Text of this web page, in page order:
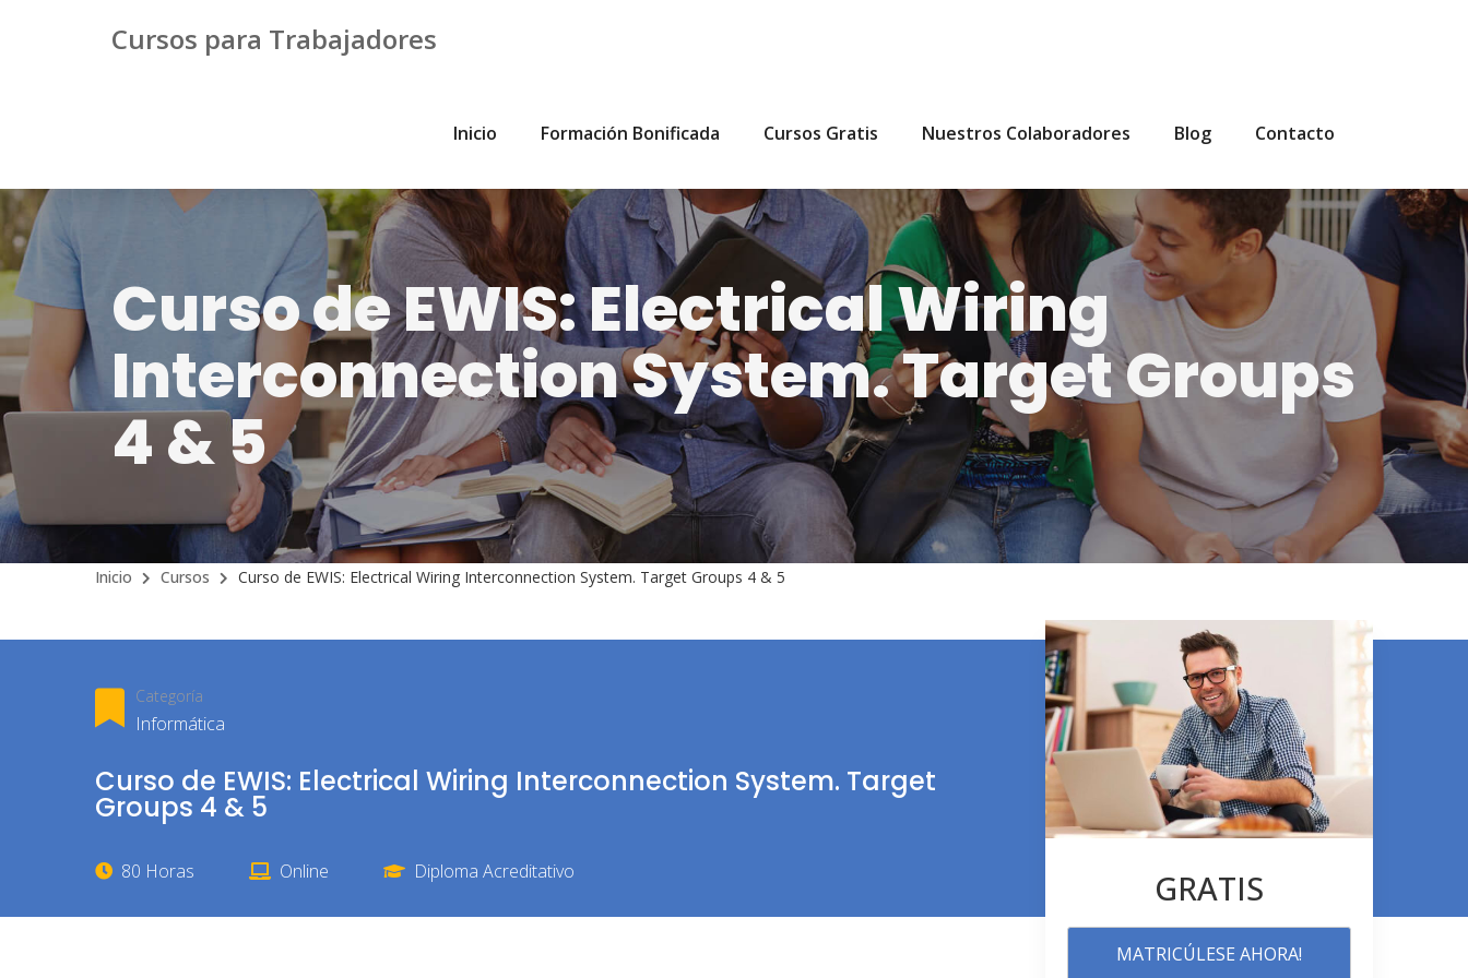
Cursos para Trabajadores
Inicio Formación Bonificada Cursos Gratis Nuestros Colaboradores Blog Contacto
Curso de EWIS: Electrical Wiring
Interconnection System. Target Groups
4 & 5
Inicio Cursos Curso de EWIS: Electrical Wiring Interconnection System. Target Groups 4 & 5
Categoría
Informática
Curso de EWIS: Electrical Wiring Interconnection System. Target
Groups 4 & 5
80 Horas Online Diploma Acreditativo GRATIS
MATRICÚLESE AHORA!